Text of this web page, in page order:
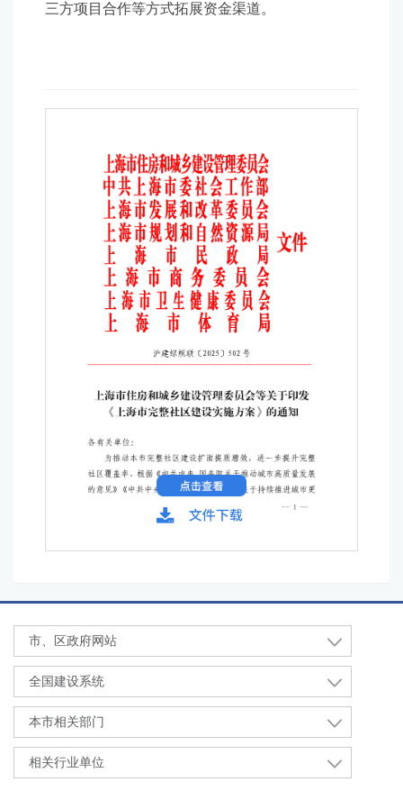
三方项目合作等方式拓展资金渠道。
市、区政府网站
全国建设系统
本市相关部门
相关行业单位